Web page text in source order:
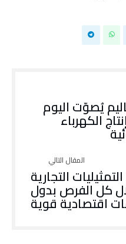
يُصوّت اليوم
الكهرباء
التجارية
كل الفرص بدول
اقتصادية قوية